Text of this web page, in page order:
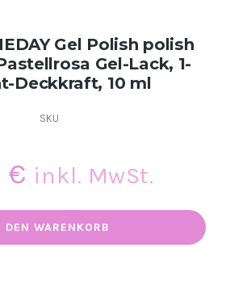
Gel Polish polish
Gel-Lack, 1-
Deckkraft, 10 ml
SKU
€ inkl. MwSt.
DEN WARENKORB